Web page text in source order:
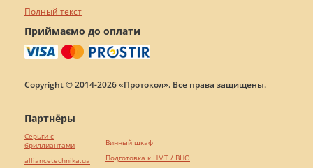
Полный текст
Приймаємо до оплати
Copyright © 2014-2026 «Протокол». Все права защищены.
Партнёры
Серьги с
бриллиантами
alliancetechnika.ua
Винный шкаф
Подготовка к НМТ / ВНО